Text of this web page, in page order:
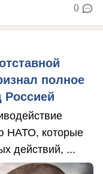
0
полное
Россией
НАТО, которые
действий, ...